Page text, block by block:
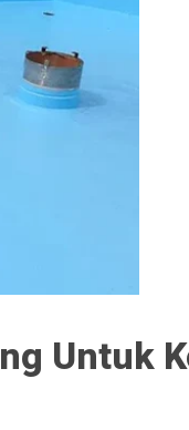
Untuk